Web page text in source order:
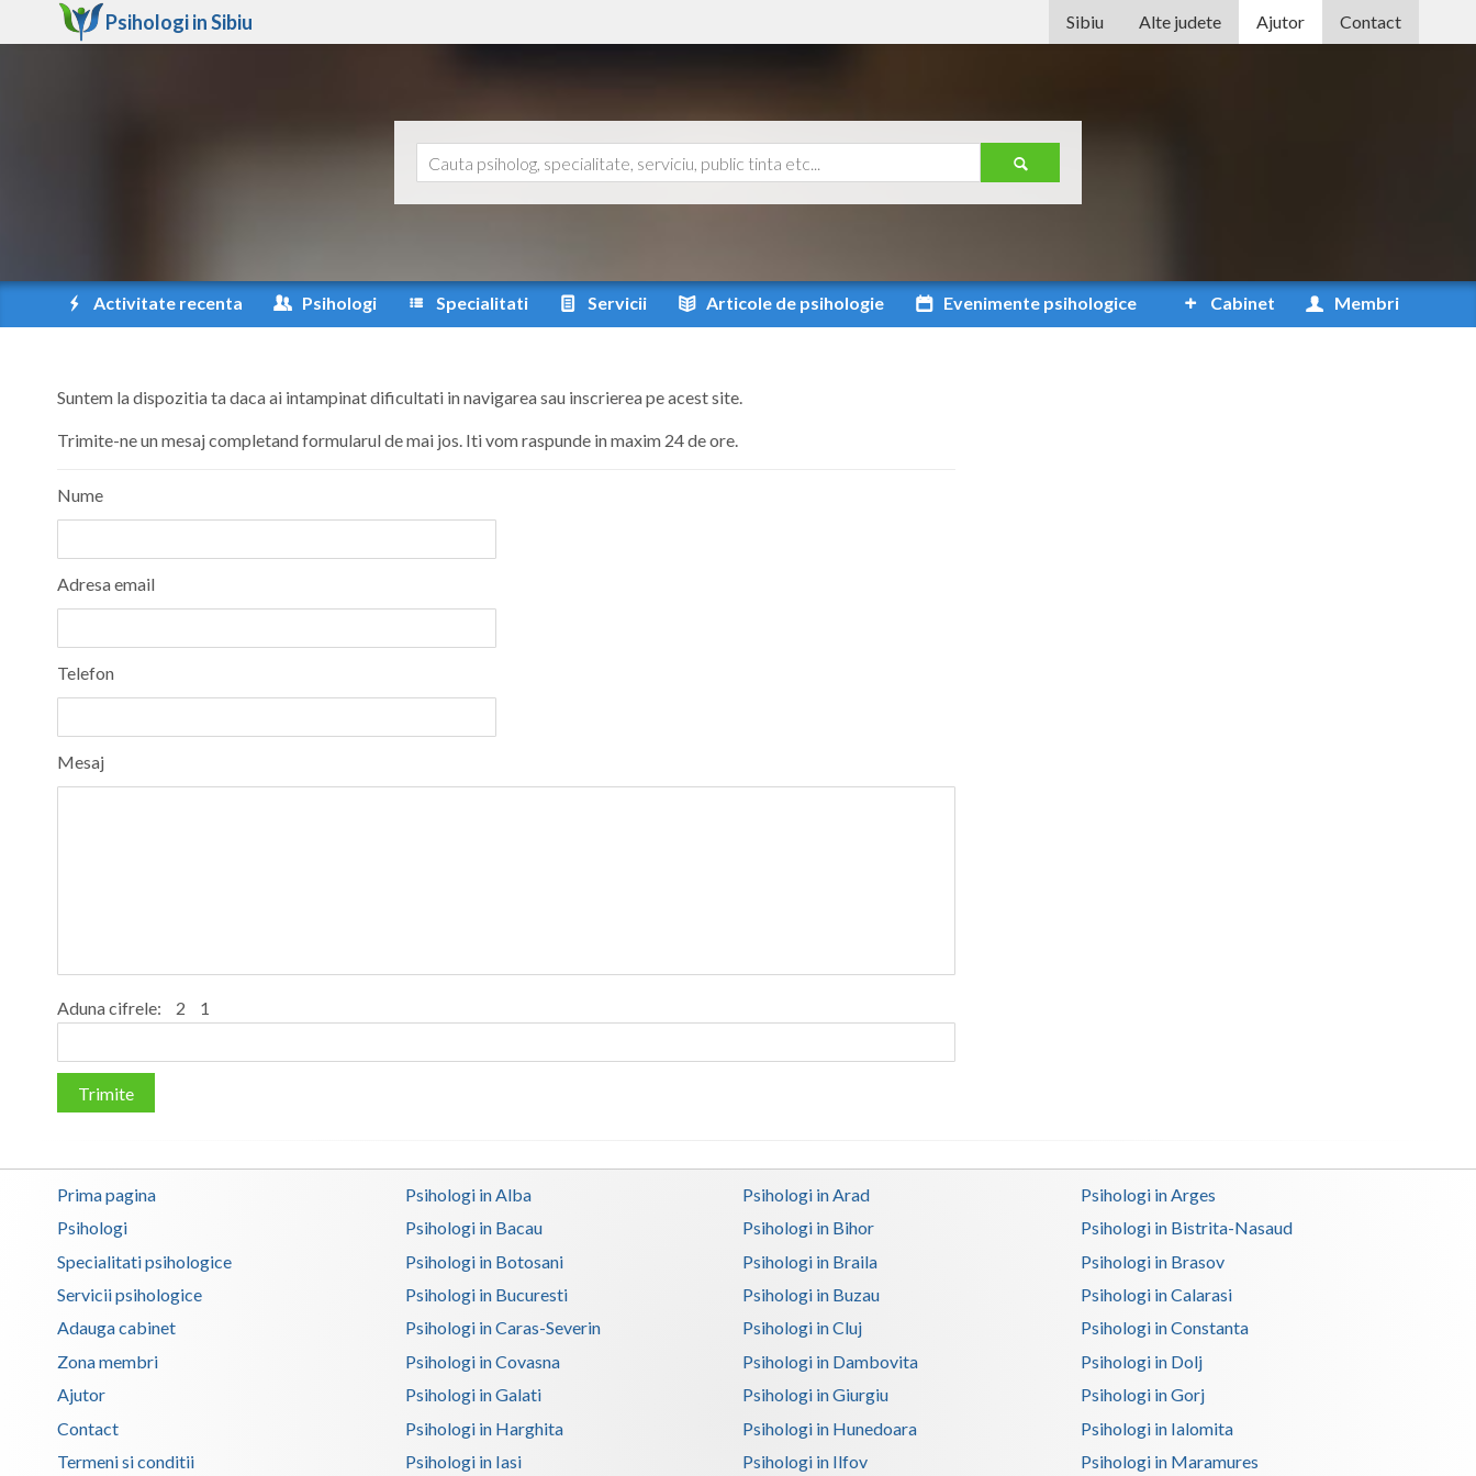
Psihologi inSibiu Sibiu Alte judete
Bistrita-Nasaud
Botosani
Ilfov
Maramures
Mehedinti
Mures
Neamt
Prahova
Salaj
Ajutor Contact
Activitate recenta Psihologi Specialitati Servicii Articole de psihologie Evenimente psihologice Cabinet Membri
Suntem la dispozitia ta daca ai intampinat dificultati in navigarea sau inscrierea pe acest site.
Trimite-ne un mesaj completand formularul de mai jos. Iti vom raspunde in maxim 24 de ore.
Nume
Adresa email
Telefon
Mesaj
Aduna cifrele: 2 1
Trimite
Prima pagina
Psihologi
Specialitati psihologice
Servicii psihologice
Adauga cabinet
Zona membri
Ajutor
Contact
Termeni si conditii
Psihologi in Alba Psihologi in Arad
Psihologi in Arges
Psihologi in Bacau
Psihologi in Bihor
Psihologi in Bistrita-Nasaud
Psihologi in Botosani
Psihologi in Braila
Psihologi in Brasov
Psihologi in Bucuresti
Psihologi in Buzau
Psihologi in Calarasi
Psihologi in Caras-Severin
Psihologi in Cluj
Psihologi in Constanta
Psihologi in Covasna
Psihologi in Dambovita
Psihologi in Dolj
Psihologi in Galati
Psihologi in Giurgiu
Psihologi in Gorj
Psihologi in Harghita
Psihologi in Hunedoara
Psihologi in Ialomita
Psihologi in Iasi
Psihologi in Ilfov Psihologi in Maramures